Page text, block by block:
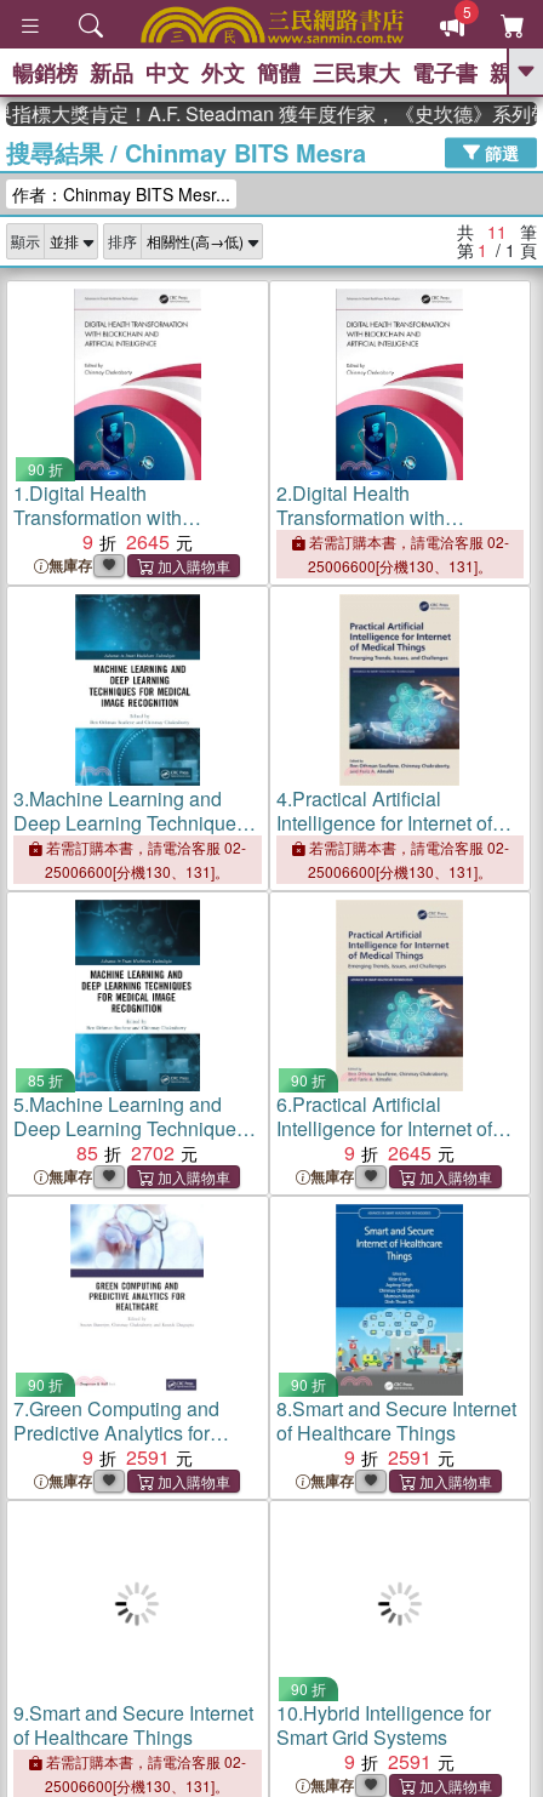
5
GO
熱搜： 東野圭吾 、 The Odyssey 、
父親節 、 如果歷史是一群喵 、 暑期
念華 、 台灣的李登輝時代 、 數學女
孩：黎曼猜想
偉大的迷走神經
暢銷榜 新品 中文 外文 簡體 三民東大 電子書 親子
標大獎肯定！A.F. Steadman 獲年度作家，《史坎德》系列帶
搜尋結果/ Chinmay BITS Mesra
篩選
作者：Chinmay BITS Mesr...
顯示 排序 共 11 筆
第 1 / 1 頁
90 折
1.Digital Health
Transformation with
Blockchain and Artificial
Intelligence
9 2645
無庫存
2.Digital Health
Transformation with
Blockchain and Artificial
Intelligence
若需訂購本書，請電洽客服 02-
25006600[分機130、131]。
3.Machine Learning and
Deep Learning Techniques
for Medical Image
Recognition
若需訂購本書，請電洽客服 02-
25006600[分機130、131]。
4.Practical Artificial
Intelligence for Internet of
Medical Things：Emerging
Trends, Issues, and
Challenges
若需訂購本書，請電洽客服 02-
25006600[分機130、131]。
85 折
5.Machine Learning and
Deep Learning Techniques
for Medical Image
Recognition
85 2702
無庫存
90 折
6.Practical Artificial
Intelligence for Internet of
Medical Things：Emerging
Trends, Issues, and
Challenges
9 2645
無庫存
90 折
7.Green Computing and
Predictive Analytics for
Healthcare
9 2591
無庫存
90 折
8.Smart and Secure Internet
of Healthcare Things
9
2591
無庫存
9.Smart and Secure Internet
of Healthcare Things
若需訂購本書，請電洽客服 02-
25006600[分機130、131]。
90 折
10.Hybrid Intelligence for
Smart Grid Systems
9
2591
無庫存